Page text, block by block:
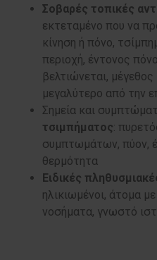
Σοβαρές τοπικές
εκτεταμένο που να
κίνηση ή πόνο,
περιοχή, έντονος
βελτιώνεται,
μεγαλύτερο από την
Σημεία και
τσιμπήματος:
συμπτωμάτων, πύον,
θερμότητα
Ειδικές
ηλικιωμένοι, άτομα
νοσήματα, γνωστό